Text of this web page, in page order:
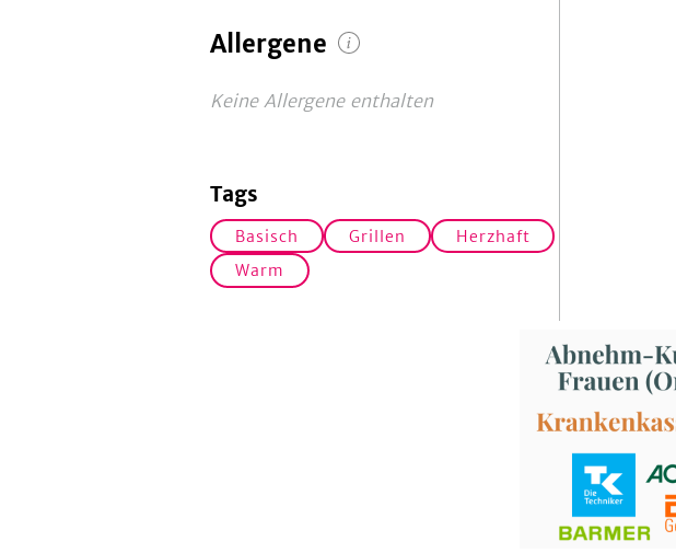
Allergene
Keine Allergene enthalten
Tags
Basisch Grillen
Herzhaft
Warm